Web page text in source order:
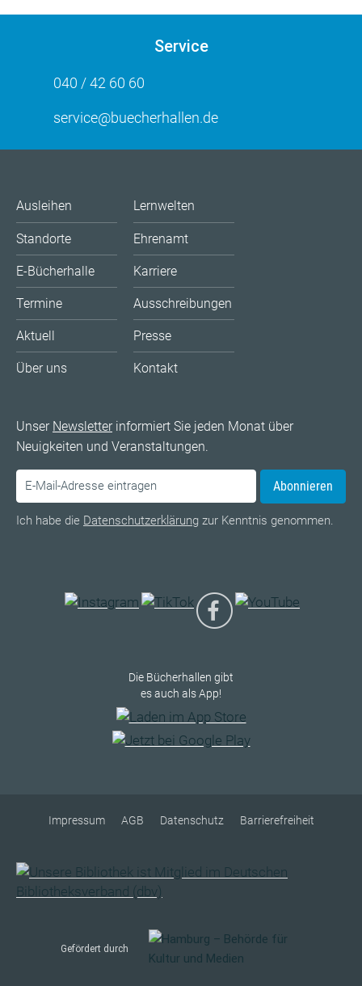
Service
040 / 42 60 60
service@buecherhallen.de
Ausleihen
Standorte
E-Bücherhalle
Termine
Aktuell
Über uns
Lernwelten
Ehrenamt
Karriere
Ausschreibungen
Presse
Kontakt
Unser Newsletterinformiert Sie jeden Monat über
Neuigkeiten und Veranstaltungen.
Abonnieren
Ich habe die Datenschutzerklärung zur Kenntnis genommen.
Die Bücherhallen gibt
es auch als App!
Impressum AGB Datenschutz Barrierefreiheit
Gefördert durch